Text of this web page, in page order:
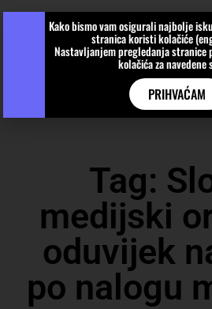
Tag:
medijski
oduvijek
po nalogu
Kako bismo vam osigurali najbolje
stranica koristi kolačiće
Nastavljanjem pregledanja stranice
kolačića za navedene
PRIHVAĆAM